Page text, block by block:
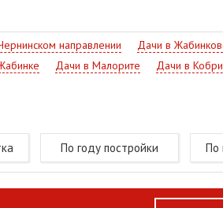
направлении
Дачи в
Дачи в Малорите
Дачи в
По году постройки По